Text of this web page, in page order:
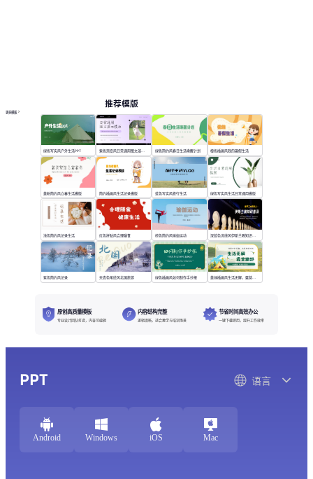
推荐模版
更多模板
绿色写实风户外生活PPT 紫色渐变风日常通用图文演示模版 绿色简约风春日生活唤醒计划 橙色插画风我的暑假生活
黄粉简约风立春生活模版 简约插画风生活记录模版 蓝色写实风旅行生活 绿色写实风生活日常通用模版
浅色简约风记录生活 红色拼贴风合理膳食 棕色简约风瑜伽运动
紫色简约风记录 天青色笔绘风北国旅游 绿色插画风如何制作手抄报 黄绿插画风生活无解，露营撒野
原创高质量模板
专业设计团队打造，内容可编辑
内容结构完整
逻辑清晰，适合教学与培训场景
节省时间高效办公
一键下载即用，提升工作效率
PPT 语言
Android Windows iOS Mac